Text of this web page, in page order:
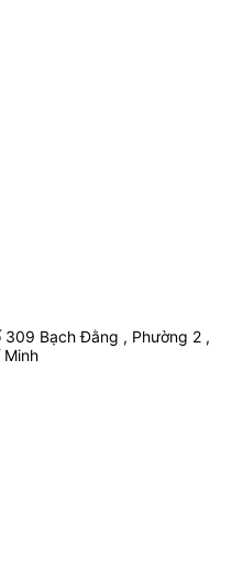
309 Bạch Đằng , Phường 2 ,
Minh